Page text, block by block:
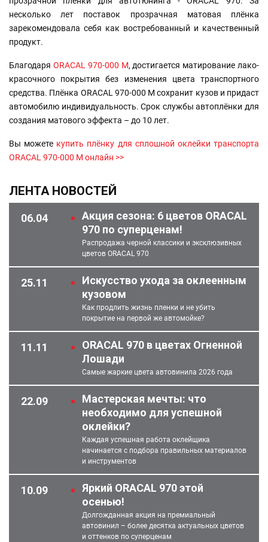
несколько лет поставок прозрачная матовая плёнка
зарекомендовала себя как востребованный и качественный
продукт.
Благодаря ORACAL 970-000 М, достигается матирование лако-
красочного покрытия без изменения цвета транспортного
средства. Плёнка ORACAL 970-000 М сохранит кузов и придаст
автомобилю индивидуальность. Срок службы автоплёнки для
создания матового эффекта – до 10 лет.
Вы можете купить плёнку для сплошной оклейки транспорта
ORACAL 970-000 М онлайн >>
ЛЕНТА НОВОСТЕЙ
06.04
Акция сезона: 6 цветов ORACAL
970 по суперценам!
Распродажа черной классики и эксклюзивных
цветов ORACAL 970
25.11
Искусство ухода за оклеенным
кузовом
Как продлить жизнь пленки и не убить
покрытие на первой же автомойке?
11.11
ORACAL 970 в цветах Огненной
Лошади
Самые жаркие цвета автовинила 2026 года
22.09
Мастерская мечты: что
необходимо для успешной
оклейки?
Каждая успешная работа оклейщика
начинается с подбора правильных материалов
и инструментов
10.09
Яркий ORACAL 970 этой
осенью!
Долгожданная акция на премиальный
автовинил – более десятка актуальных цветов
и оттенков по суперценам